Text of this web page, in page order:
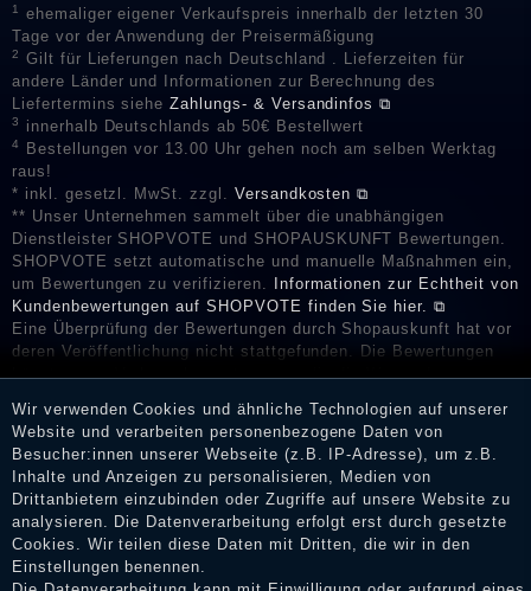
1
ehemaliger eigener Verkaufspreis innerhalb der letzten 30
Tage vor der Anwendung der Preisermäßigung
2
Gilt für Lieferungen nach Deutschland . Lieferzeiten für
andere Länder und Informationen zur Berechnung des
Liefertermins sieheZahlungs- & Versandinfos ⧉
3 innerhalb Deutschlands ab 50€ Bestellwert
4
Bestellungen vor 13.00 Uhr gehen noch am selben Werktag
raus!
* inkl. gesetzl. MwSt. zzgl. Versandkosten ⧉
** Unser Unternehmen sammelt über die unabhängigen
Dienstleister SHOPVOTE und SHOPAUSKUNFT Bewertungen.
SHOPVOTE setzt automatische und manuelle Maßnahmen ein,
um Bewertungen zu verifizieren.
Informationen zur Echtheit von
Kundenbewertungen auf SHOPVOTE finden Sie hier. ⧉
Eine Überprüfung der Bewertungen durch Shopauskunft hat vor
deren Veröffentlichung nicht stattgefunden. Die Bewertungen
Erhalt einer Benachrichtigungs-E-Mail können Händler die
Bewertungen verifizieren und über die erfolgte Verifizierung im
Shop informieren.
Impressum
Wir verwenden Cookies und ähnliche Technologien auf unserer
Website und verarbeiten personenbezogene Daten von
Besucher:innen unserer Webseite (z.B. IP-Adresse), um z.B.
Inhalte und Anzeigen zu personalisieren, Medien von
Drittanbietern einzubinden oder Zugriffe auf unsere Website zu
analysieren. Die Datenverarbeitung erfolgt erst durch gesetzte
Cookies. Wir teilen diese Daten mit Dritten, die wir in den
Einstellungen benennen.